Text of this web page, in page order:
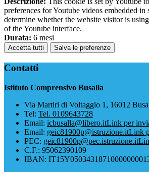
preferences for Youtube videos embedded in
determine whether the website visitor is
of the Youtube interface.
Durata: 6 mesi
Accetta tutti Salva le preferenze
Contatti
Istituto Comprensivo Busalla
Via Martiri di Voltaggio 1, 16012
Tel: Tel. 0109643728
Email: icbusalla@libero.itLink per
Email: geic81900p@istruzione.itLink
PEC: geic81900p@pec.istruzione.it
C.F.: 95062390109
IBAN: